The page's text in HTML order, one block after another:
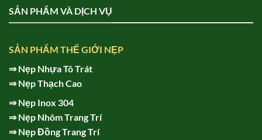
SẢN PHẨM VÀ DỊCH VỤ
SẢN PHẨM THẾ GIỚI NẸP
⇒Nẹp Nhựa Tô Trát
⇒Nẹp Thạch Cao
⇒Nẹp Inox 304
⇒Nẹp Nhôm Trang Trí
⇒Nẹp Đồng Trang Trí